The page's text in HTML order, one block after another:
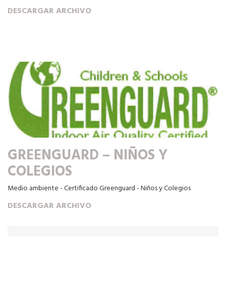
DESCARGAR ARCHIVO
GREENGUARD – NIÑOS Y
COLEGIOS
Medio ambiente - Certificado Greenguard - Niños y Colegios
DESCARGAR ARCHIVO